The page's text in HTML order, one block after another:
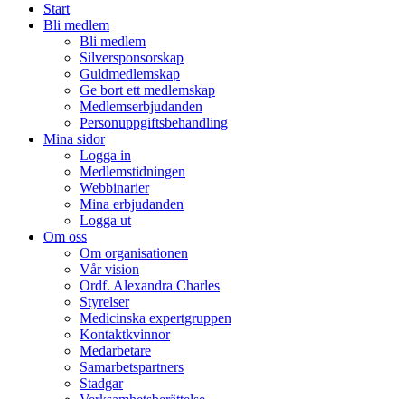
Start
Bli medlem
Bli medlem
Silversponsorskap
Guldmedlemskap
Ge bort ett medlemskap
Medlemserbjudanden
Personuppgiftsbehandling
Mina sidor
Logga in
Medlemstidningen
Webbinarier
Mina erbjudanden
Logga ut
Om oss
Om organisationen
Vår vision
Ordf. Alexandra Charles
Styrelser
Medicinska expertgruppen
Kontaktkvinnor
Medarbetare
Samarbetspartners
Stadgar